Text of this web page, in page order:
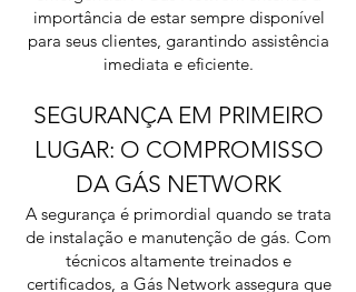
importância de estar sempre disponível
para seus clientes, garantindo assistência
imediata e eficiente.
SEGURANÇA EM PRIMEIRO
LUGAR: O COMPROMISSO
DA GÁS NETWORK
A segurança é primordial quando se trata
de instalação e manutenção de gás. Com
técnicos altamente treinados e
certificados, a Gás Network assegura que